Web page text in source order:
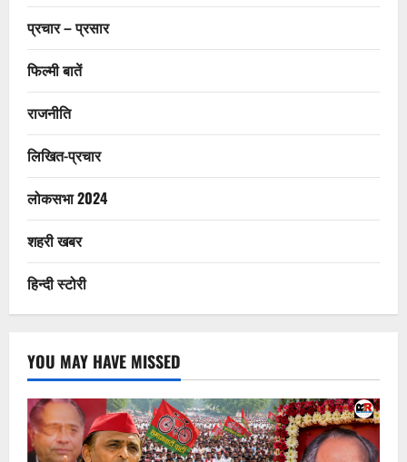
प्रचार – प्रसार
फिल्मी बातें
राजनीति
लिखित-प्रचार
लोकसभा 2024
शहरी खबर
हिन्दी स्टोरी
YOU MAY HAVE MISSED